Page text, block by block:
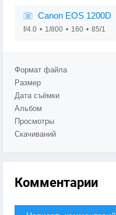
Canon EOS 1200D
f/4.0 1/800 160 85/1
Формат файла
Размер
Дата съёмки
Альбом
Просмотры
Скачиваний
Комментарии